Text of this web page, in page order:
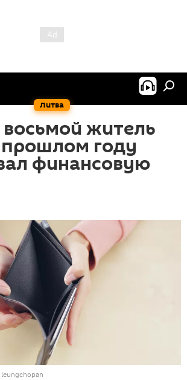
Литва
житель
году
финансовую
leungchopan